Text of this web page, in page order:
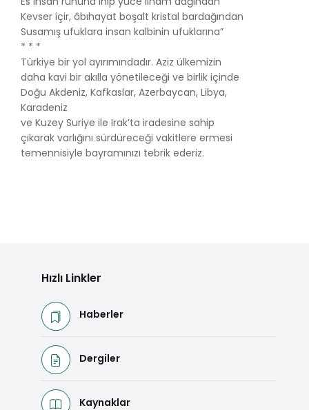
Kevser içir, âbıhayat boşalt kristal bardağından
Susamış ufuklara insan kalbinin ufuklarına”
* * *
Türkiye bir yol ayırımındadır. Aziz ülkemizin
daha kavi bir akılla yönetileceği ve birlik içinde
Doğu Akdeniz, Kafkaslar, Azerbaycan, Libya,
Karadeniz
ve Kuzey Suriye ile Irak’ta iradesine sahip
çıkarak varlığını sürdüreceği vakitlere ermesi
temennisiyle bayramınızı tebrik ederiz.
Hızlı Linkler
Haberler
Dergiler
Kaynaklar